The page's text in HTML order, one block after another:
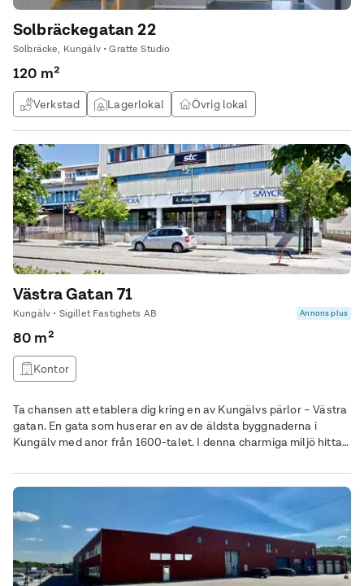
Solbräckegatan 22
Solbräcke, Kungälv • Gratte Studio
120 m²
Verkstad Lagerlokal
Övrig lokal
Kontor & Lager
Västra Gatan 71
Kungälv • Sigillet Fastighets AB Annons plus
80 m²
Kontor
Ta chansen att etablera dig kring en av Kungälvs pärlor – Västra
gatan. En gata som huserar en av de äldsta byggnaderna i
Kungälv med anor från 1600-talet. I denna charmiga miljö hittar
just dina behov. Den är belägen på 5:e våningen med en
fantastisk utsikt. Tillgänglig via hiss till 4:e våningen följt av en
jag mer om denna möjlighet! Inflytt enligt överenskommelse.